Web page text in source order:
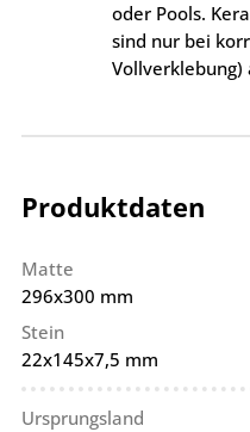
oder Pools.
sind nur bei
Vollverklebung)
Produktdaten
Matte
296x300 mm
Stein
22x145x7,5 mm
Ursprungsland